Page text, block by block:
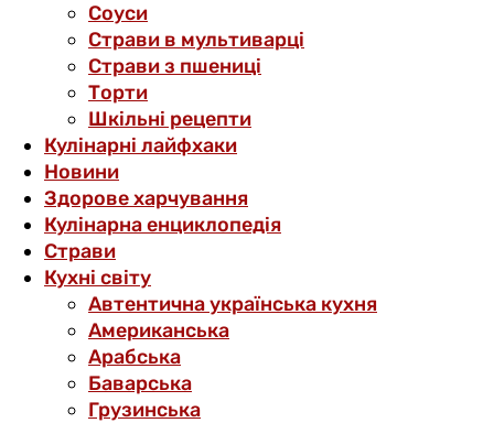
Соуси
Страви в мультиварці
Страви з пшениці
Торти
Шкільні рецепти
Кулінарні лайфхаки
Новини
Здорове харчування
Кулінарна енциклопедія
Страви
Кухні світу
Автентична українська кухня
Американська
Арабська
Баварська
Грузинська